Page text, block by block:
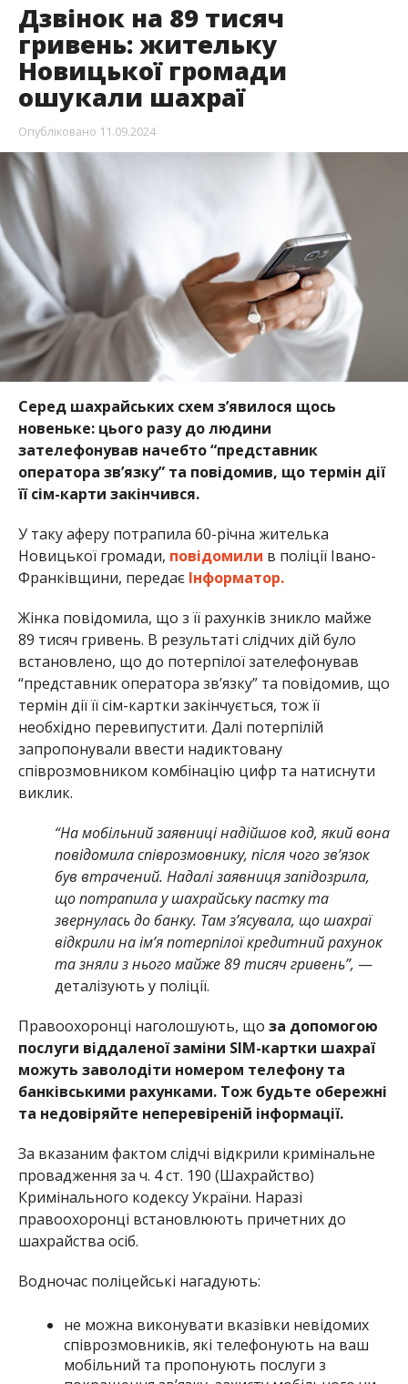
Дзвінок на 89 тисяч
гривень: жительку
Новицької громади
ошукали шахраї
Опубліковано 11.09.2024
Серед шахрайських схем з’явилося щось
новеньке: цього разу до людини
зателефонував начебто “представник
оператора зв’язку” та повідомив, що термін дії
її сім-карти закінчився.
У таку аферу потрапила 60-річна жителька
Новицької громади, повідомили в поліції Івано-
Франківщини, передає Інформатор.
Жінка повідомила, що з її рахунків зникло майже
89 тисяч гривень. В результаті слідчих дій було
встановлено, що до потерпілої зателефонував
“представник оператора зв’язку” та повідомив, що
термін дії її сім-картки закінчується, тож її
необхідно перевипустити. Далі потерпілій
запропонували ввести надиктовану
співрозмовником комбінацію цифр та натиснути
виклик.
“На мобільний заявниці надійшов код, який вона
повідомила співрозмовнику, після чого зв’язок
був втрачений. Надалі заявниця запідозрила,
що потрапила у шахрайську пастку та
звернулась до банку. Там з’ясувала, що шахраї
відкрили на ім’я потерпілої кредитний рахунок
та зняли з нього майже 89 тисяч гривень”, —
деталізують у поліції.
Правоохоронці наголошують, що за допомогою
послуги віддаленої заміни SIM-картки шахраї
можуть заволодіти номером телефону та
банківськими рахунками. Тож будьте обережні
та недовіряйте неперевіреній інформації.
За вказаним фактом слідчі відкрили кримінальне
провадження за ч. 4 ст. 190 (Шахрайство)
Кримінального кодексу України. Наразі
правоохоронці встановлюють причетних до
шахрайства осіб.
Водночас поліцейські нагадують:
не можна виконувати вказівки невідомих
співрозмовників, які телефонують на ваш
мобільний та пропонують послуги з